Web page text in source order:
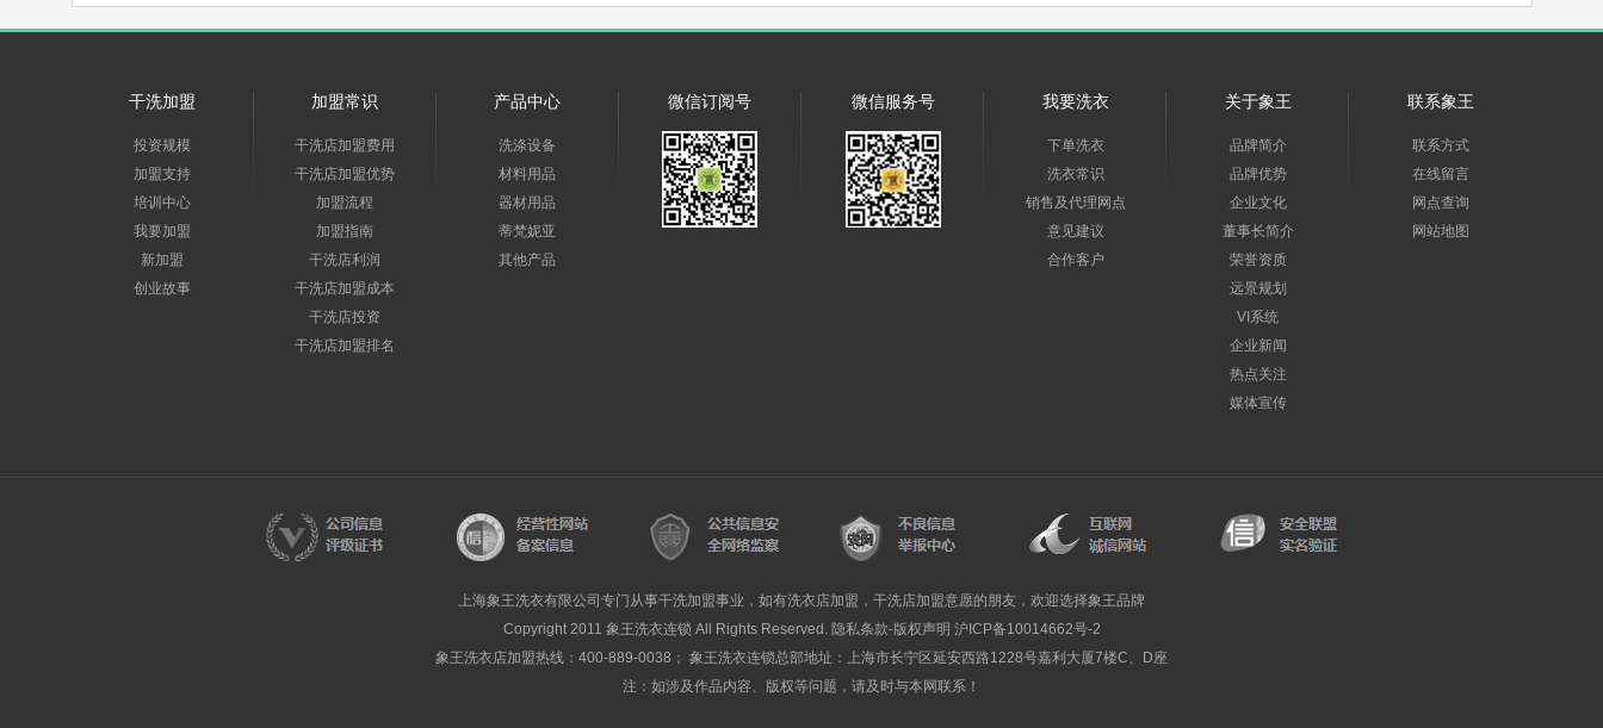
干洗加盟
投资规模
加盟支持
培训中心
我要加盟
新加盟
创业故事
加盟常识
干洗店加盟费用
干洗店加盟优势
加盟流程
加盟指南
干洗店利润
干洗店加盟成本
干洗店投资
干洗店加盟排名
产品中心
洗涤设备
材料用品
器材用品
蒂梵妮亚
其他产品
微信订阅号 微信服务号 我要洗衣
下单洗衣
洗衣常识
销售及代理网点
意见建议
合作客户
关于象王
品牌简介
品牌优势
企业文化
董事长简介
荣誉资质
远景规划
VI系统
企业新闻
热点关注
媒体宣传
联系象王
联系方式
在线留言
网点查询
网站地图
上海象王洗衣有限公司专门从事干洗加盟事业，如有洗衣店加盟，干洗店加盟意愿的朋友，欢迎选择象王品牌
Copyright 2011 象王洗衣连锁 All Rights Reserved. 隐私条款-版权声明 沪ICP备10014662号-2
象王洗衣店加盟热线：400-889-0038； 象王洗衣连锁总部地址：上海市长宁区延安西路1228号嘉利大厦7楼C、D座
注：如涉及作品内容、版权等问题，请及时与本网联系！